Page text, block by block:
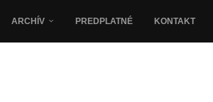
ARCHÍV PREDPLATNÉ KONTAKT